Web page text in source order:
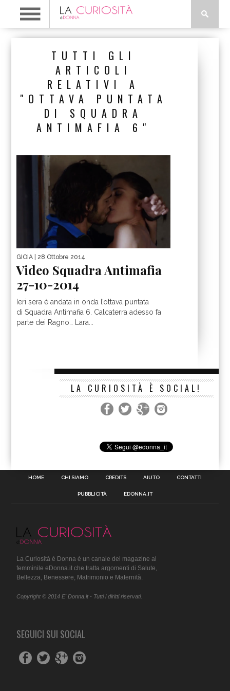
TUTTI GLI
ARTICOLI
RELATIVI A
"OTTAVA PUNTATA
DI SQUADRA
ANTIMAFIA 6"
GIOIA | 28 Ottobre 2014
Video Squadra Antimafia
27-10-2014
Ieri sera è andata in onda l’ottava puntata
di Squadra Antimafia 6. Calcaterra adesso fa
parte dei Ragno… Lara...
LA CURIOSITÀ È SOCIAL!
HOME CHI SIAMO CREDITS AIUTO CONTATTI
PUBBLICITÀ EDONNA.IT
La Curiosità è Donna è un canale del magazine al
femminile eDonna.it che tratta argomenti di Salute,
Bellezza, Benessere, Matrimonio e Maternità.
Copyright © 2014 E' Donna.it - Tutti i diritti riservati.
SEGUICI SUI SOCIAL